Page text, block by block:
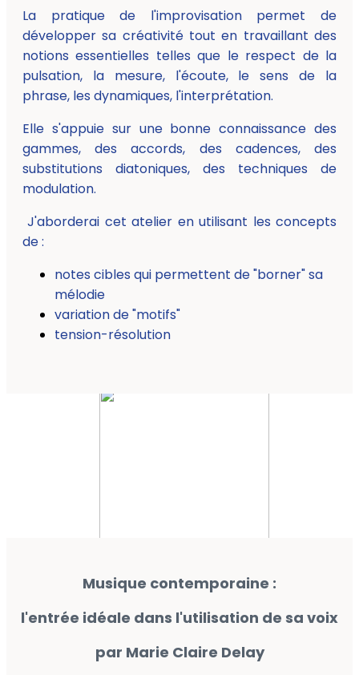
La pratique de l'improvisation permet de
développer sa créativité tout en travaillant des
notions essentielles telles que le respect de la
pulsation, la mesure, l'écoute, le sens de la
phrase, les dynamiques, l'interprétation.
Elle s'appuie sur une bonne connaissance des
gammes, des accords, des cadences, des
substitutions diatoniques, des techniques de
modulation.
J'aborderai cet atelier en utilisant les concepts
de :
notes cibles qui permettent de "borner" sa
mélodie
variation de "motifs"
tension-résolution
Musique contemporaine :
l'entrée idéale dans l'utilisation de sa voix
par Marie Claire Delay